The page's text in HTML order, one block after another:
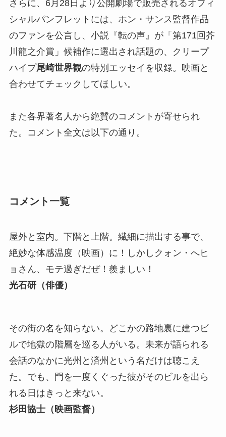
さらに、6月28日より公開劇場で販売されるオフィ
シャルパンフレットには、ホン・サンス監督作品
のファンを公言し、小説『転の声』が「第171回芥
川龍之介賞」候補作に選出され話題の、クリープ
ハイプ尾崎世界観の特別エッセイを収録。映画と
合わせてチェックしてほしい。
また各界著名人から絶賛のコメントが寄せられ
た。コメント全文は以下の通り。
コメント一覧
屋外と室内。下階と上階。繊細に描出する事で、
絶妙な体感温度（映画）に！しかしクォン・へヒ
ョさん、モテ過ぎだぜ！羨ましい！
光石研（俳優）
その街の名を知らない。どこかの路地裏に建つビ
ルで地獄の階層を巡る人がいる。未来が語られる
会話のなかに光州と済州という名だけは聴こえ
た。でも、門を一度くぐった彼がそのビルを出ら
れる日はきっと来ない。
杉田協士（映画監督）